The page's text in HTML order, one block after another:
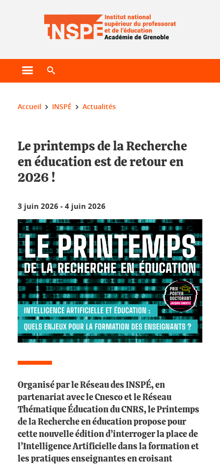
Ouvrir le menu principal
Vous êtes ici :
Accueil INSPÉ Actualités
Le printemps de la Recherche
en éducation est de retour en
2026 !
3 juin 2026 -4 juin 2026
Organisé par le Réseau des INSPÉ, en
partenariat avec le Cnesco et le Réseau
Thématique Éducation du CNRS, le Printemps
de la Recherche en éducation propose pour
cette nouvelle édition d’interroger la place de
l’Intelligence Artificielle dans la formation et
les pratiques enseignantes en croisant